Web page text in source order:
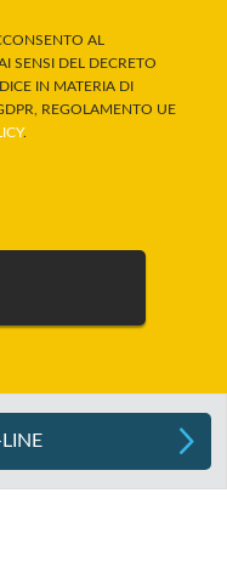
AL
SENSI DEL DECRETO
IN MATERIA DI
REGOLAMENTO UE
.